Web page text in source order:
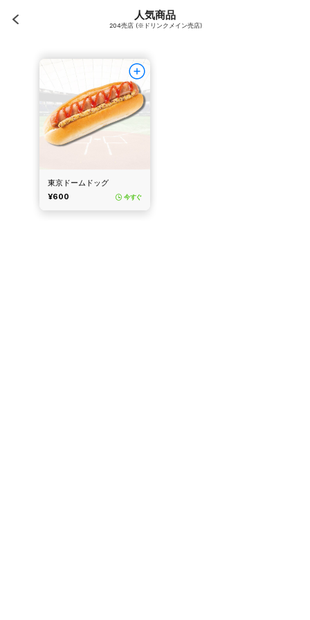
人気商品
204売店 (※ドリンクメイン売店)
東京ドームドッグ
¥600
今すぐ